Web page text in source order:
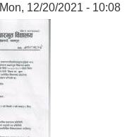
Mon, 12/20/2021 - 10:08